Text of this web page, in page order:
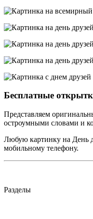
Бесплатные
Представляем
остроумными словами и
Любую картинку на День
мобильному телефону.
Разделы